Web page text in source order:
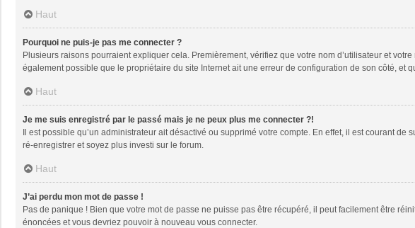
Haut
Pourquoi ne puis-je pas me connecter ?
Plusieurs raisons pourraient expliquer cela. Premièrement, vérifiez que votre nom d’utilisateur et
également possible que le propriétaire du site Internet ait une erreur de configuration de son côté, et
Haut
Je me suis enregistré par le passé mais je ne peux plus me connecter ?!
Il est possible qu’un administrateur ait désactivé ou supprimé votre compte. En effet, il est courant
ré-enregistrer et soyez plus investi sur le forum.
Haut
J’ai perdu mon mot de passe !
Pas de panique ! Bien que votre mot de passe ne puisse pas être récupéré, il peut facilement être
énoncées et vous devriez pouvoir à nouveau vous connecter.